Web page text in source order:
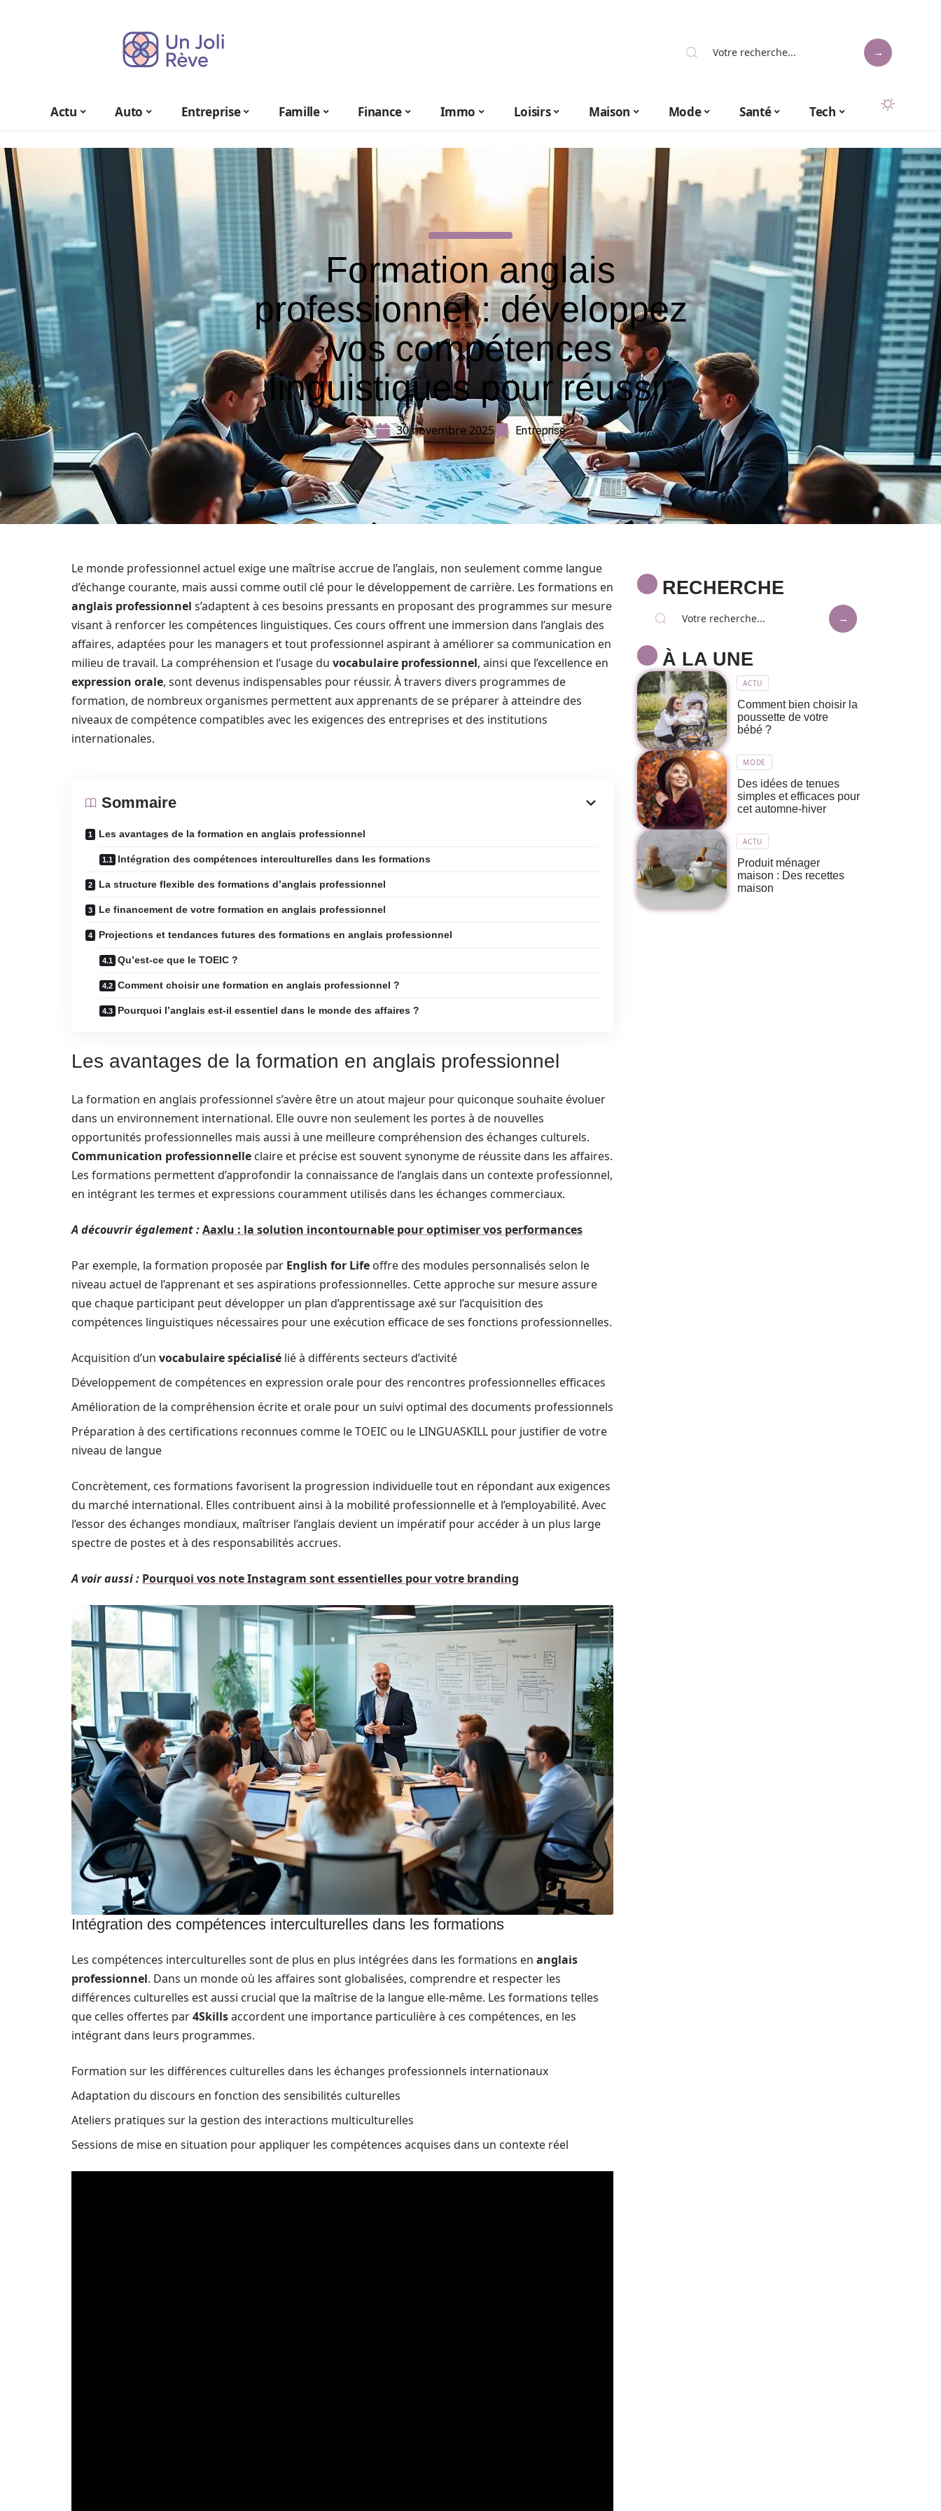
Actu Auto Entreprise Famille Finance Immo Loisirs Maison Mode Santé Tech
Formation anglais
professionnel : développez
vos compétences
linguistiques pour réussir
30 novembre 2025 Entreprise
Le monde professionnel actuel exige une maîtrise accrue de l’anglais, non seulement comme langue
d’échange courante, mais aussi comme outil clé pour le développement de carrière. Les formations en
anglais professionnel s’adaptent à ces besoins pressants en proposant des programmes sur mesure
visant à renforcer les compétences linguistiques. Ces cours offrent une immersion dans l’anglais des
affaires, adaptées pour les managers et tout professionnel aspirant à améliorer sa communication en
milieu de travail. La compréhension et l’usage du vocabulaire professionnel, ainsi que l’excellence en
expression orale, sont devenus indispensables pour réussir. À travers divers programmes de
formation, de nombreux organismes permettent aux apprenants de se préparer à atteindre des
niveaux de compétence compatibles avec les exigences des entreprises et des institutions
internationales.
Sommaire
Les avantages de la formation en anglais professionnel
Intégration des compétences interculturelles dans les formations
La structure flexible des formations d’anglais professionnel
Le financement de votre formation en anglais professionnel
Projections et tendances futures des formations en anglais professionnel
Qu’est-ce que le TOEIC ?
Comment choisir une formation en anglais professionnel ?
Pourquoi l’anglais est-il essentiel dans le monde des affaires ?
Les avantages de la formation en anglais professionnel
La formation en anglais professionnel s’avère être un atout majeur pour quiconque souhaite évoluer
dans un environnement international. Elle ouvre non seulement les portes à de nouvelles
opportunités professionnelles mais aussi à une meilleure compréhension des échanges culturels.
Communication professionnelle claire et précise est souvent synonyme de réussite dans les affaires.
Les formations permettent d’approfondir la connaissance de l’anglais dans un contexte professionnel,
en intégrant les termes et expressions couramment utilisés dans les échanges commerciaux.
A découvrir également :Aaxlu : la solution incontournable pour optimiser vos performances
Par exemple, la formation proposée par English for Life offre des modules personnalisés selon le
niveau actuel de l’apprenant et ses aspirations professionnelles. Cette approche sur mesure assure
que chaque participant peut développer un plan d’apprentissage axé sur l’acquisition des
compétences linguistiques nécessaires pour une exécution efficace de ses fonctions professionnelles.
Acquisition d’un vocabulaire spécialisé lié à différents secteurs d’activité
Développement de compétences en expression orale pour des rencontres professionnelles efficaces
Amélioration de la compréhension écrite et orale pour un suivi optimal des documents professionnels
Préparation à des certifications reconnues comme le TOEIC ou le LINGUASKILL pour justifier de votre
niveau de langue
Concrètement, ces formations favorisent la progression individuelle tout en répondant aux exigences
du marché international. Elles contribuent ainsi à la mobilité professionnelle et à l’employabilité. Avec
l’essor des échanges mondiaux, maîtriser l’anglais devient un impératif pour accéder à un plus large
spectre de postes et à des responsabilités accrues.
A voir aussi : Pourquoi vos note Instagram sont essentielles pour votre branding
Intégration des compétences interculturelles dans les formations
Les compétences interculturelles sont de plus en plus intégrées dans les formations en anglais
professionnel. Dans un monde où les affaires sont globalisées, comprendre et respecter les
différences culturelles est aussi crucial que la maîtrise de la langue elle-même. Les formations telles
que celles offertes par4Skillsaccordent une importance particulière à ces compétences, en les
intégrant dans leurs programmes.
Formation sur les différences culturelles dans les échanges professionnels internationaux
Adaptation du discours en fonction des sensibilités culturelles
Ateliers pratiques sur la gestion des interactions multiculturelles
Sessions de mise en situation pour appliquer les compétences acquises dans un contexte réel
RECHERCHE
À LA UNE
ACTU
Comment bien choisir la
poussette de votre
bébé ?
MODE
Des idées de tenues
simples et efficaces pour
cet automne-hiver
ACTU
Produit ménager
maison : Des recettes
maison